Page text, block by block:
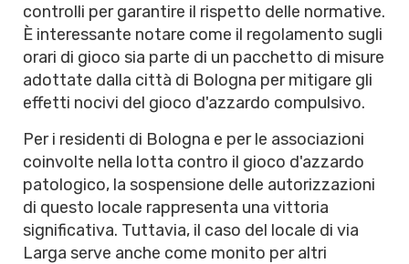
controlli per garantire il rispetto delle normative.
È interessante notare come il regolamento sugli
orari di gioco sia parte di un pacchetto di misure
adottate dalla città di Bologna per mitigare gli
effetti nocivi del gioco d'azzardo compulsivo.
Per i residenti di Bologna e per le associazioni
coinvolte nella lotta contro il gioco d'azzardo
patologico, la sospensione delle autorizzazioni
di questo locale rappresenta una vittoria
significativa. Tuttavia, il caso del locale di via
Larga serve anche come monito per altri